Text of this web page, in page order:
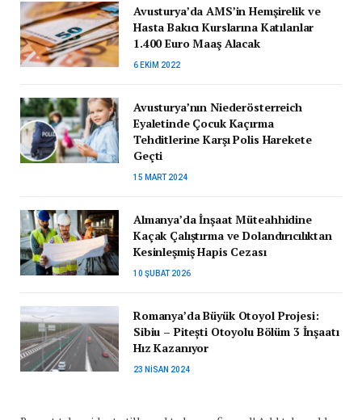
Avusturya’da AMS’in Hemşirelik ve
Hasta Bakıcı Kurslarına Katılanlar
1.400 Euro Maaş Alacak
6 EKIM 2022
Avusturya’nın Niederösterreich
Eyaletinde Çocuk Kaçırma
Tehditlerine Karşı Polis Harekete
Geçti
15 MART 2024
Almanya’da İnşaat Müteahhidine
Kaçak Çalıştırma ve Dolandırıcılıktan
Kesinleşmiş Hapis Cezası
10 ŞUBAT 2026
Romanya’da Büyük Otoyol Projesi:
Sibiu – Pitești Otoyolu Bölüm 3 İnşaatı
Hız Kazanıyor
23 NISAN 2024